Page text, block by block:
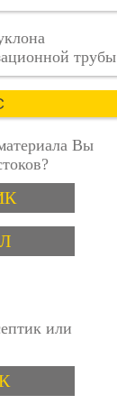
трубы
Вы
или